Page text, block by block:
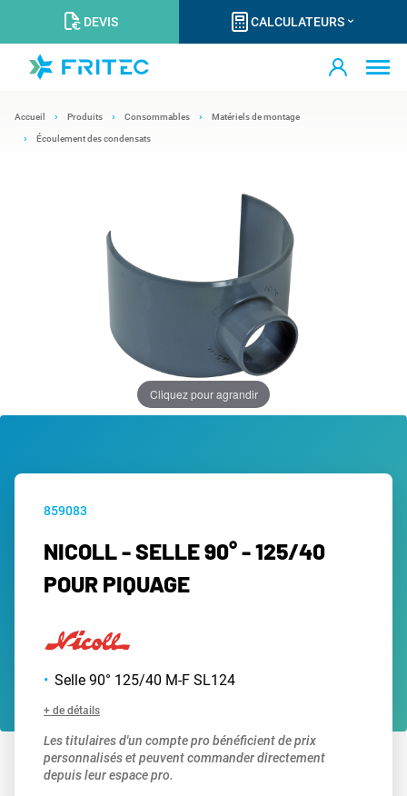
DEVIS CALCULATEURS
Accueil Produits Consommables Matériels de montage
Écoulement des condensats
Cliquez pour agrandir
859083
NICOLL - SELLE 90° - 125/40
POUR PIQUAGE
Selle 90° 125/40 M-F SL124
+ de détails
Les titulaires d'un compte pro bénéficient de prix
personnalisés et peuvent commander directement
depuis leur espace pro.